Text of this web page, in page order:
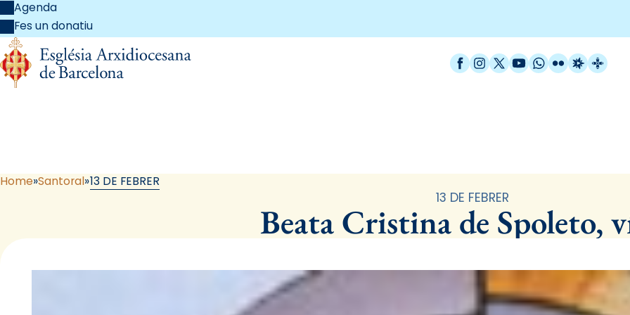
Agenda
Fes un donatiu
Facebook
Instagram
X / Twitter
YouTube
WhatsApp
FlickrRadio
Home Santoral 13 DE FEBRER
13 DE FEBRER
Beata Cristina de Spoleto,